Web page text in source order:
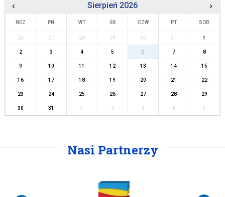
‹ Sierpień 2026 ›
NDZ PN WT ŚR CZW PT SOB
26 27 28 29 30 31 1
2 3 4 5 6 7 8
9 10 11 12 13 14 15
16 17 18 19 20 21 22
23 24 25 26 27 28 29
30 31 2 3 4 5
Nasi Partnerzy